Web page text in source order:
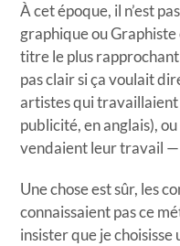
À cet époque, il n’est
graphique ou
titre le plus
pas clair si ça voulait
artistes qui travaillaient
publicité, en anglais),
vendaient leur travail —
Une chose est sûr, les
connaissaient pas ce
insister que je choisisse